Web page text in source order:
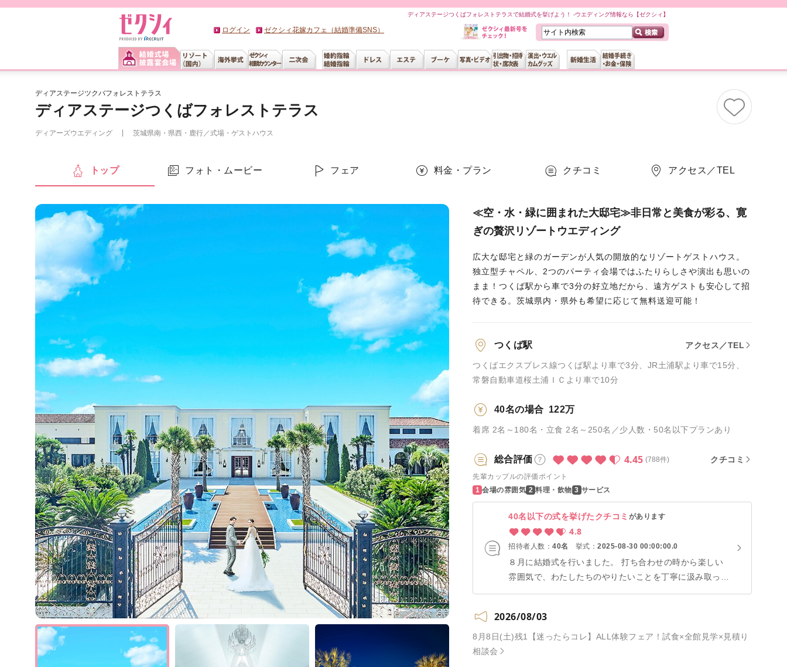
ディアステージつくばフォレストテラスで結婚式を挙げよう！ -ウエディング情報なら【ゼクシィ】
ログイン ゼクシィ花嫁カフェ（結婚準備SNS）
ディアステージツクバフォレストテラス
ディアステージつくばフォレストテラス
ディアーズウエディング 茨城県南・県西・鹿行／式場・ゲストハウス
トップ フォト・ムービー フェア 料金・プラン クチコミ アクセス／TEL
≪空・水・緑に囲まれた大邸宅≫非日常と美食が彩る、寛
ぎの贅沢リゾートウエディング
広大な邸宅と緑のガーデンが人気の開放的なリゾートゲストハウス。
独立型チャペル、2つのパーティ会場ではふたりらしさや演出も思いの
まま！つくば駅から車で3分の好立地だから、遠方ゲストも安心して招
待できる。茨城県内・県外も希望に応じて無料送迎可能！
つくば駅 アクセス／TEL
つくばエクスプレス線つくば駅より車で3分、JR土浦駅より車で15分、
常磐自動車道桜土浦ＩＣより車で10分
40名の場合 122万
着席 2名～180名・立食 2名～250名／少人数・50名以下プランあり
総合評価 4.45 (788件) クチコミ
先輩カップルの評価ポイント
会場の雰囲気
料理・飲物 サービス
40名以下の式を挙げたクチコミ があります
4.8
招待者人数：40名 挙式：2025-08-30 00:00:00.0
８月に結婚式を行いました。 打ち合わせの時から楽しい
雰囲気で、わたしたちのやりたいことを丁寧に汲み取って
基調とした落ち着いた雰囲気で、披露宴会場も広すぎず狭
過ぎずでとてもよい環境でした。 挙式、披露宴共にあっ
2026/08/03
8月8日(土)残1【迷ったらコレ】ALL体験フェア！試食×全館見学×見積り
相談会